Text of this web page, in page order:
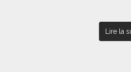
Lire la